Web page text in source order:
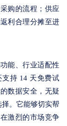
购的流程；供应
利合理分摊至进
能、行业适配性
持 14 天免费试
数据安全，无疑
。它能够切实帮
激烈的市场竞争